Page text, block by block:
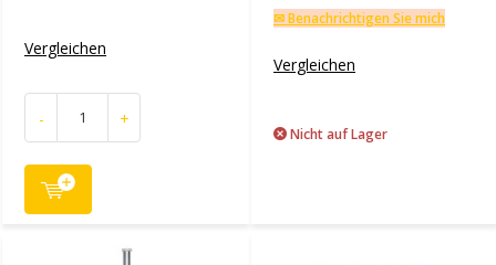
Vergleichen
- +
✉ Benachrichtigen Sie mich
Vergleichen
Nicht auf Lager